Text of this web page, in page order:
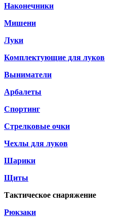
Наконечники
Мишени
Луки
Комплектующие для луков
Выниматели
Арбалеты
Спортинг
Стрелковые очки
Чехлы для луков
Шарики
Щиты
Тактическое снаряжение
Рюкзаки